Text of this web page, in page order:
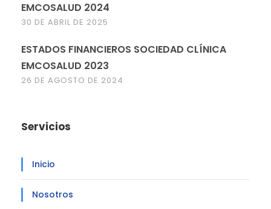
EMCOSALUD 2024
30 DE ABRIL DE 2025
ESTADOS FINANCIEROS SOCIEDAD CLÍNICA
EMCOSALUD 2023
26 DE AGOSTO DE 2024
Servicios
Inicio
Nosotros